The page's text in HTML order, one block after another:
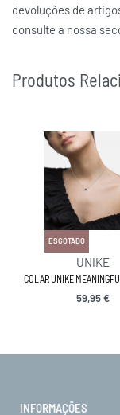
devoluções de
consulte a nossa
Produtos
ESGOTADO
UNIKE
COLAR UNIKE
59,95€
INFORMAÇÕES